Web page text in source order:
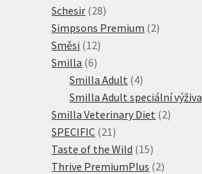
Schesir 2828
produktů
Simpsons Premium 22
Směsi 1212
Smilla 66
produktů
Smilla Adult 44
produkty
Smilla Adult speciální výživa
Smilla Veterinary Diet 22
SPECIFIC 21 21
produktů
Taste of the Wild 1515
produktů
Thrive PremiumPlus 22